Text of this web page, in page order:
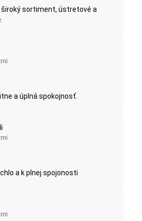
široký sortiment, ústretové a
a úplná spokojnosť.
a k plnej spojonosti